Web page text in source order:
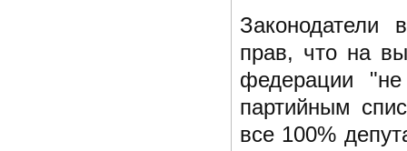
Законодатели
прав, что на
федерации
партийным
все 100%